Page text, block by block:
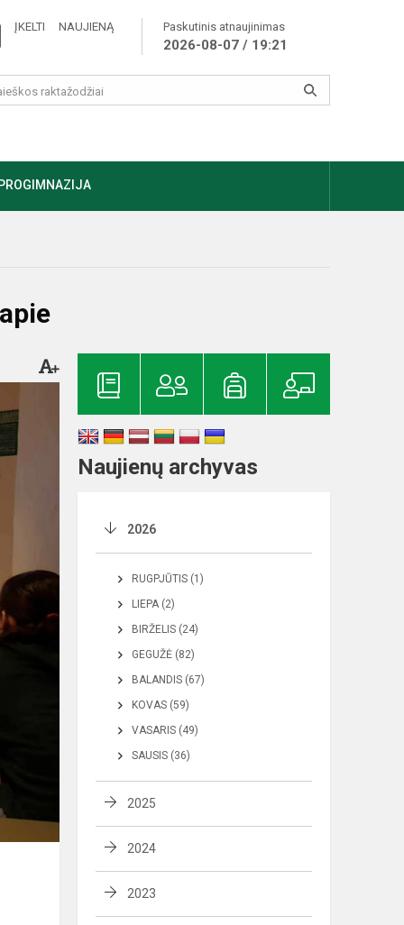
ĮKELTI NAUJIENĄ Paskutinis atnaujinimas
2026-08-07 / 19:21
Naujienų archyvas
2026
RUGPJŪTIS (1)
LIEPA (2)
BIRŽELIS (24)
GEGUŽĖ (82)
BALANDIS (67)
KOVAS (59)
VASARIS (49)
SAUSIS (36)
2025
2024
2023